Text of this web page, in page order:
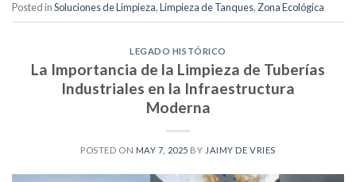
Posted inSoluciones de Limpieza,Limpieza de Tanques,Zona Ecológica
LEGADO HISTÓRICO
La Importancia de la Limpieza de Tuberías
Industriales en la Infraestructura
Moderna
POSTED ON MAY 7, 2025 BY JAIMY DE VRIES